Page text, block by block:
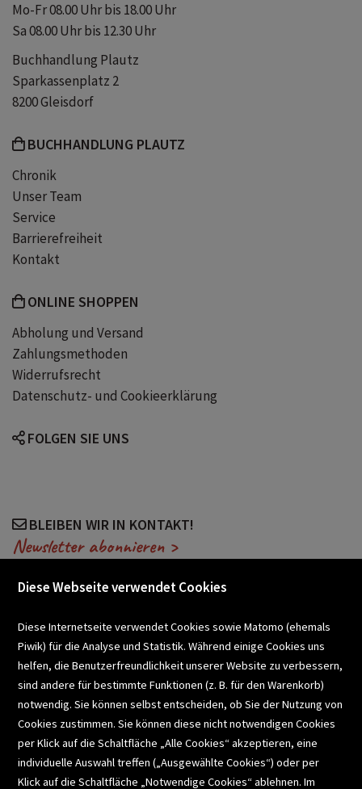
Mo-Fr 08.00 Uhr bis 18.00 Uhr
Sa 08.00 Uhr bis 12.30 Uhr
Buchhandlung Plautz
Sparkassenplatz 2
8200 Gleisdorf
BUCHHANDLUNG PLAUTZ
Chronik
Unser Team
Service
Barrierefreiheit
Kontakt
ONLINE SHOPPEN
Abholung und Versand
Zahlungsmethoden
Widerrufsrecht
Datenschutz- und Cookieerklärung
FOLGEN SIE UNS
BLEIBEN WIR IN KONTAKT!
Newsletter abonnieren >
SCHULBUCHSERVICE
BUCHEMPFEHLUNGEN
Diese Webseite verwendet Cookies
Diese Internetseite verwendet Cookies sowie Matomo (ehemals
Piwik) für die Analyse und Statistik. Während einige Cookies uns
helfen, die Benutzerfreundlichkeit unserer Website zu verbessern,
sind andere für bestimmte Funktionen (z. B. für den Warenkorb)
notwendig. Sie können selbst entscheiden, ob Sie der Nutzung von
Cookies zustimmen. Sie können diese nicht notwendigen Cookies
per Klick auf die Schaltfläche „Alle Cookies“ akzeptieren, eine
individuelle Auswahl treffen („Ausgewählte Cookies“) oder per
Klick auf die Schaltfläche „Notwendige Cookies“ ablehnen. Im